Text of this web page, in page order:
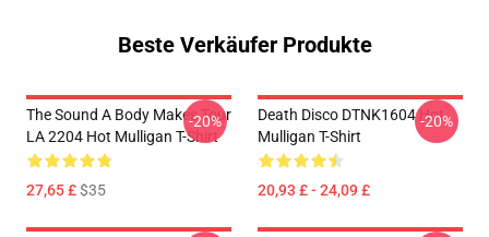
Beste Verkäufer Produkte
The Sound A Body Makes Tour
LA 2204 Hot Mulligan T-Shirt
27,65 £$35
-20%
Death Disco DTNK1604 Hot
Mulligan T-Shirt
20,93 £ - 24,09 £
-20%